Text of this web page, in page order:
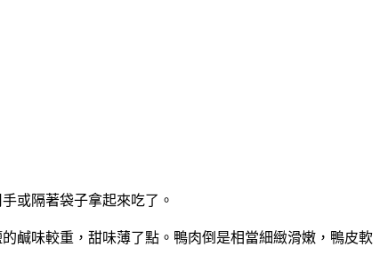
或隔著袋子拿起來吃了。
鹹味較重，甜味薄了點。鴨肉倒是相當細緻滑嫩，鴨皮軟